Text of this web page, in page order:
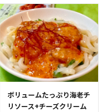
ボリュームたっぷり海老チ
リソース+チーズクリーム